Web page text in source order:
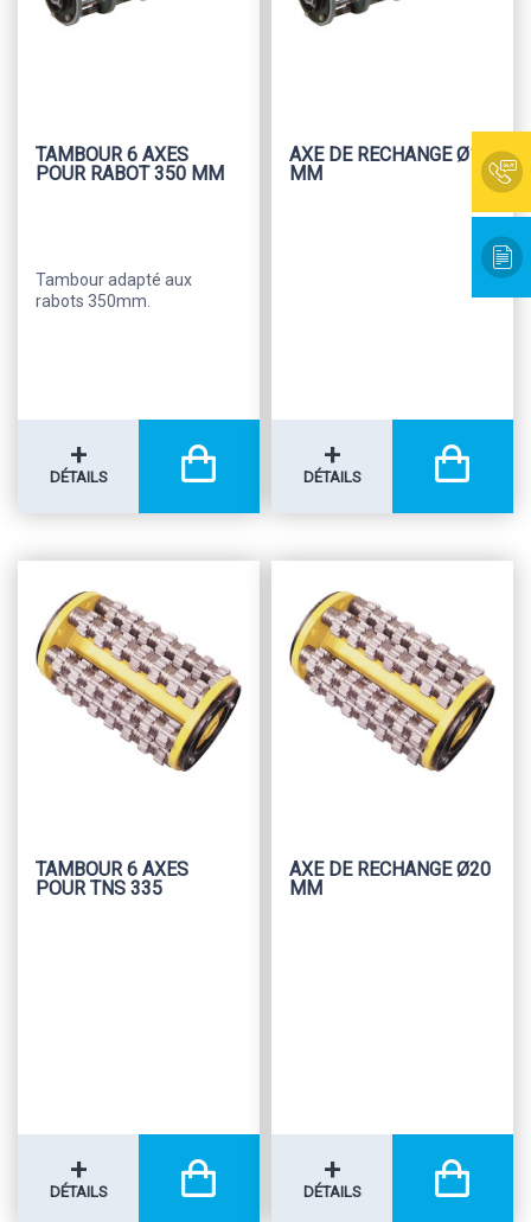
TAMBOUR 6 AXES
POUR RABOT 350 MM
Tambour adapté aux
rabots 350mm.
+
DÉTAILS
AXE DE RECHANGE Ø12
MM
+
DÉTAILS
TAMBOUR 6 AXES
POUR TNS 335
+
DÉTAILS
AXE DE RECHANGE Ø20
MM
+
DÉTAILS